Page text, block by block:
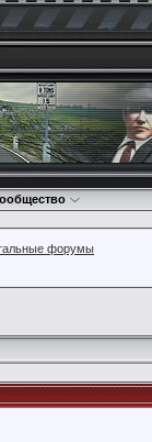
форумы